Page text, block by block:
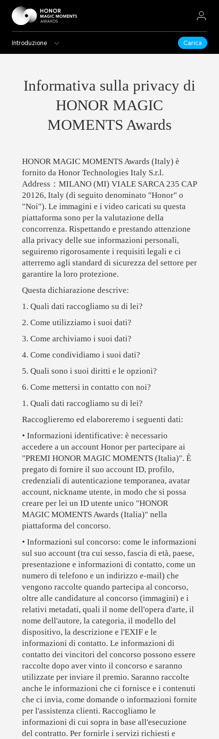
Introduzione Carica
Informativa sulla privacy di
HONOR MAGIC
MOMENTS Awards
HONOR MAGIC MOMENTS Awards (Italy) è
fornito da Honor Technologies Italy S.r.l.
Address：MILANO (MI) VIALE SARCA 235 CAP
20126, Italy (di seguito denominato "Honor" o
"Noi"). Le immagini e i video caricati su questa
piattaforma sono per la valutazione della
concorrenza. Rispettando e prestando attenzione
alla privacy delle sue informazioni personali,
seguiremo rigorosamente i requisiti legali e ci
atterremo agli standard di sicurezza del settore per
garantire la loro protezione.
Questa dichiarazione descrive:
1. Quali dati raccogliamo su di lei?
2. Come utilizziamo i suoi dati?
3. Come archiviamo i suoi dati?
4. Come condividiamo i suoi dati?
5. Quali sono i suoi diritti e le opzioni?
6. Come mettersi in contatto con noi?
1. Quali dati raccogliamo su di lei?
Raccoglieremo ed elaboreremo i seguenti dati:
• Informazioni identificative: è necessario
accedere a un account Honor per partecipare ai
"PREMI HONOR MAGIC MOMENTS (Italia)". È
pregato di fornire il suo account ID, profilo,
credenziali di autenticazione temporanea, avatar
account, nickname utente, in modo che si possa
creare per lei un ID utente unico "HONOR
MAGIC MOMENTS Awards (Italia)" nella
piattaforma del concorso.
• Informazioni sul concorso: come le informazioni
sul suo account (tra cui sesso, fascia di età, paese,
presentazione e informazioni di contatto, come un
numero di telefono e un indirizzo e-mail) che
vengono raccolte quando partecipa al concorso,
oltre alle candidature al concorso (immagini) e i
relativi metadati, quali il nome dell'opera d'arte, il
nome dell'autore, la categoria, il modello del
dispositivo, la descrizione e l'EXIF e le
informazioni di contatto. Le informazioni di
contatto dei vincitori del concorso possono essere
raccolte dopo aver vinto il concorso e saranno
utilizzate per inviare il premio. Saranno raccolte
anche le informazioni che ci fornisce e i contenuti
che ci invia, come domande o informazioni fornite
per l'assistenza clienti. Raccogliamo le
informazioni di cui sopra in base all'esecuzione
del contratto. Per fornirle i servizi richiesti e